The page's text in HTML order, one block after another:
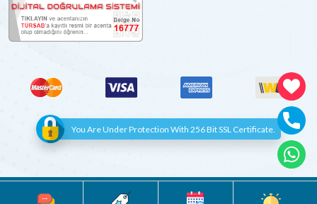
You Are Under Protection With 256 Bit SSL Certificate.
© Copyright 2012 - 2022 | All Rights Reserved